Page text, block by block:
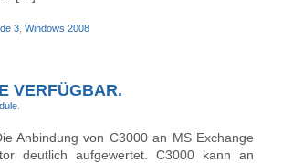
3 Windows 2008
VERFÜGBAR.
Anbindung von C3000 an MS Exchange
deutlich aufgewertet. C3000 kann an